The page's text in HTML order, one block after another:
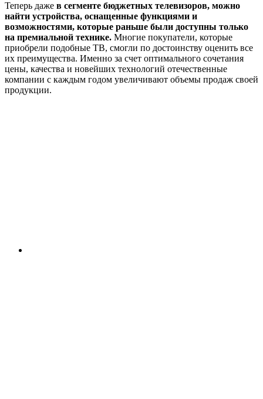
Теперь даже в сегменте бюджетных телевизоров, можно
найти устройства, оснащенные функциями и
возможностями, которые раньше были доступны только
на премиальной технике. Многие покупатели, которые
приобрели подобные ТВ, смогли по достоинству оценить все
их преимущества. Именно за счет оптимального сочетания
цены, качества и новейших технологий отечественные
компании с каждым годом увеличивают объемы продаж своей
продукции.